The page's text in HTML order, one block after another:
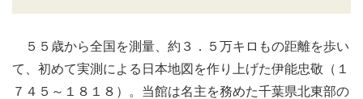
５５歳から全国を測量、約３．５万キロもの距離を歩い
て、初めて実測による日本地図を作り上げた伊能忠敬（１
７４５～１８１８）。当館は名主を務めた千葉県北東部の